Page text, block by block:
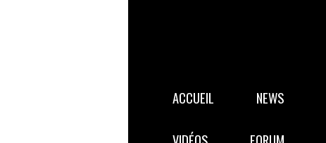
ACCUEIL NEWS